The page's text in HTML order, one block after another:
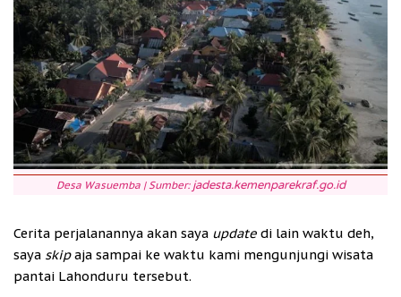
Desa Wasuemba | Sumber: jadesta.kemenparekraf.go.id
Cerita perjalanannya akan saya update di lain waktu deh,
saya skipaja sampai ke waktu kami mengunjungi wisata
pantai Lahonduru tersebut.